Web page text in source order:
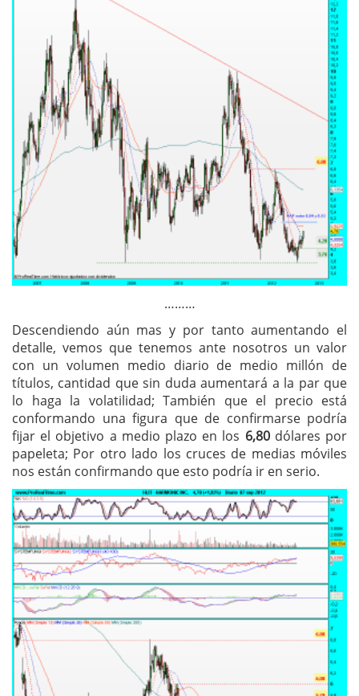
………
Descendiendo aún mas y por tanto aumentando el
detalle, vemos que tenemos ante nosotros un valor
con un volumen medio diario de medio millón de
títulos, cantidad que sin duda aumentará a la par que
lo haga la volatilidad; También que el precio está
conformando una figura que de confirmarse podría
fijar el objetivo a medio plazo en los 6,80dólares por
papeleta; Por otro lado los cruces de medias móviles
nos están confirmando que esto podría ir en serio.